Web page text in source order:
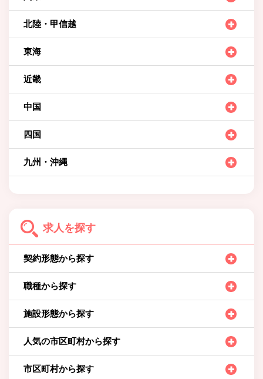
北陸・甲信越
東海
近畿
中国
四国
九州・沖縄
求人を探す
契約形態から探す
職種から探す
施設形態から探す
人気の市区町村から探す
市区町村から探す